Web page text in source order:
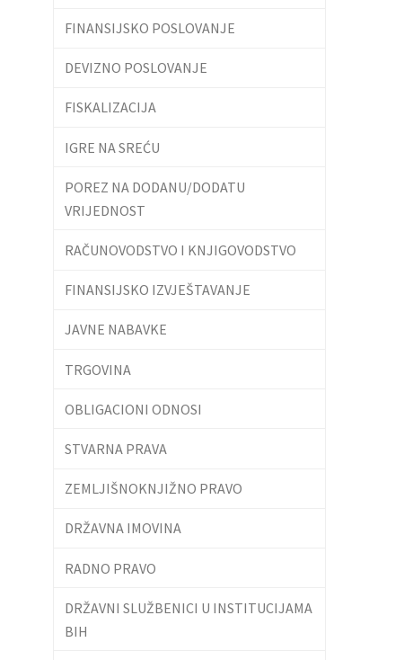
FINANSIJSKO POSLOVANJE
DEVIZNO POSLOVANJE
FISKALIZACIJA
IGRE NA SREĆU
POREZ NA DODANU/DODATU
VRIJEDNOST
RAČUNOVODSTVO I KNJIGOVODSTVO
FINANSIJSKO IZVJEŠTAVANJE
JAVNE NABAVKE
TRGOVINA
OBLIGACIONI ODNOSI
STVARNA PRAVA
ZEMLJIŠNOKNJIŽNO PRAVO
DRŽAVNA IMOVINA
RADNO PRAVO
DRŽAVNI SLUŽBENICI U INSTITUCIJAMA
BIH